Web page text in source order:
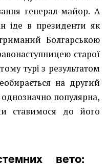
генерал-майор. А
іде в президенти як
Болгарською
старої
турі з результатом
на другий
популярна,
ставимося до його
вето: